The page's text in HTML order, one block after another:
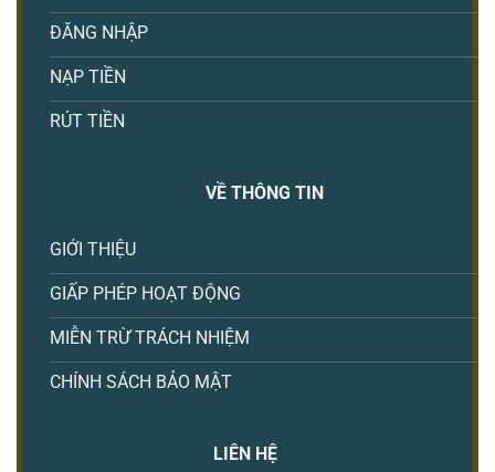
Kèo Tài Xỉu Faco777 – Cách Tính Toán và Dự Đoán Chính Xác
Tháng 2 22, 2025
ĐĂNG NHẬP
NẠP TIỀN
RÚT TIỀN
VỀ THÔNG TIN
GIỚI THIỆU
GIẤP PHÉP HOẠT ĐỘNG
MIỄN TRỪ TRÁCH NHIỆM
CHÍNH SÁCH BẢO MẬT
LIÊN HỆ